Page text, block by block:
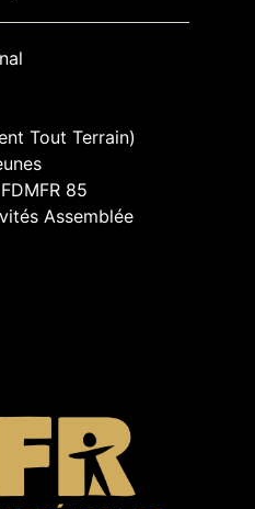
Tout Terrain)
85
Assemblée